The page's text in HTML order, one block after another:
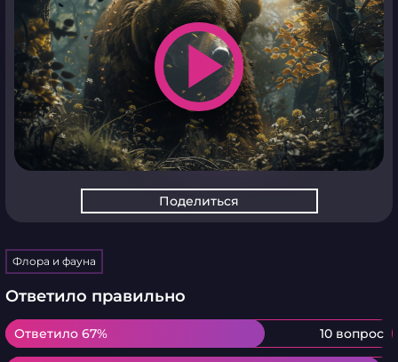
play_arrow
Поделиться
Флора и фауна
Ответило правильно
Ответило 67% 10 вопрос
Ответило 67%